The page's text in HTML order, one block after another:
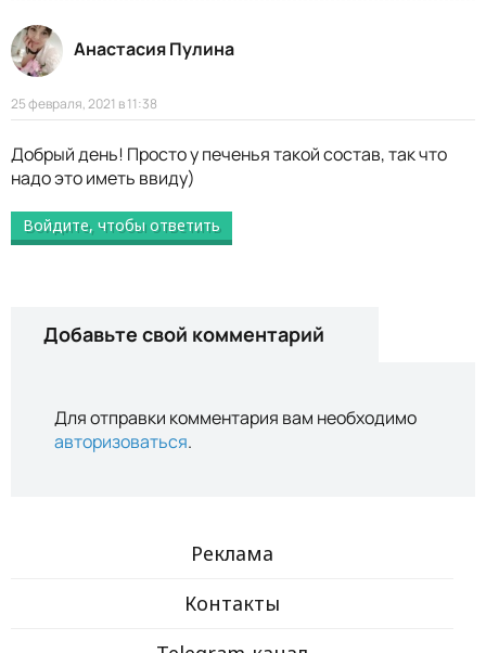
Анастасия Пулина
25 февраля, 2021 в 11:38
Добрый день! Просто у печенья такой состав, так что
надо это иметь ввиду)
Войдите, чтобы ответить
Добавьте свой комментарий
Для отправки комментария вам необходимо
авторизоваться.
Реклама
Контакты